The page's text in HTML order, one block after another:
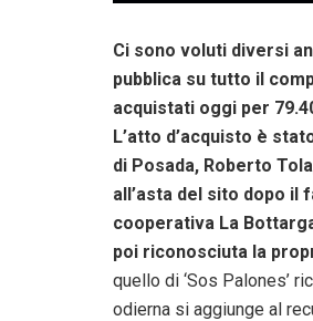
Ci sono voluti diversi
pubblica su tutto il
acquistati oggi per
L’atto d’acquisto è
di Posada, Roberto
all’asta del sito dopo il
cooperativa La
poi riconosciuta la
quello di ‘Sos Palones’
odierna si aggiunge al